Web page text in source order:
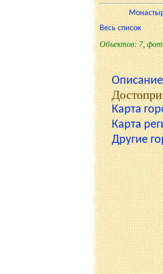
Весь список
Объектов: 7,
Описание
Карта
Карта
Другие